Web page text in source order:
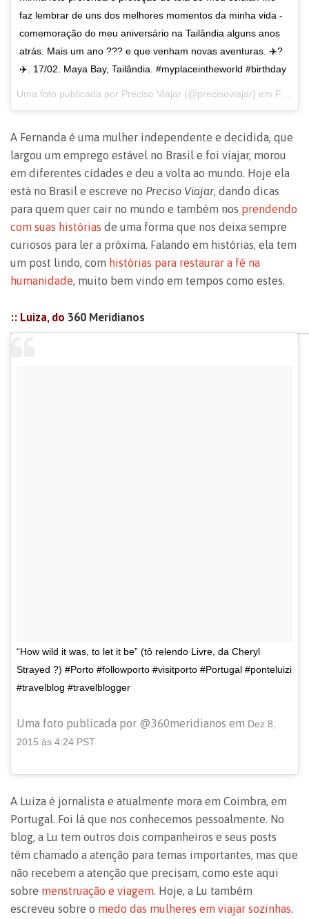
faz lembrar de uns dos melhores momentos da minha vida -
comemoração do meu aniversário na Tailândia alguns anos
atrás. Mais um ano ??? e que venham novas aventuras. ✈️?
✈️. 17/02. Maya Bay, Tailândia. #myplaceintheworld #birthday
Uma foto publicada por Preciso Viajar (@precisoviajar) em Fev 17, 2016 às 4:54 PST
A Fernanda é uma mulher independente e decidida, que
largou um emprego estável no Brasil e foi viajar, morou
em diferentes cidades e deu a volta ao mundo. Hoje ela
está no Brasil e escreve no Preciso Viajar, dando dicas
para quem quer cair no mundo e também nos prendendo
com suas histórias de uma forma que nos deixa sempre
curiosos para ler a próxima. Falando em histórias, ela tem
um post lindo, com histórias para restaurar a fé na
humanidade, muito bem vindo em tempos como estes.
:: Luiza, do 360 Meridianos
“How wild it was, to let it be” (tô relendo Livre, da Cheryl
Strayed ?) #Porto #followporto #visitporto #Portugal #ponteluizi
#travelblog #travelblogger
Uma foto publicada por @360meridianos em Dez 8,
2015 às 4:24 PST
A Luiza é jornalista e atualmente mora em Coimbra, em
Portugal. Foi lá que nos conhecemos pessoalmente. No
blog, a Lu tem outros dois companheiros e seus posts
têm chamado a atenção para temas importantes, mas que
não recebem a atenção que precisam, como este aqui
sobre menstruação e viagem. Hoje, a Lu também
escreveu sobre o medo das mulheres em viajar sozinhas.